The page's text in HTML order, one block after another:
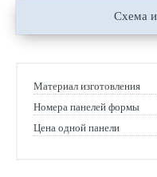
Схема и
Материал изготовления
Номера панелей формы
Цена одной панели